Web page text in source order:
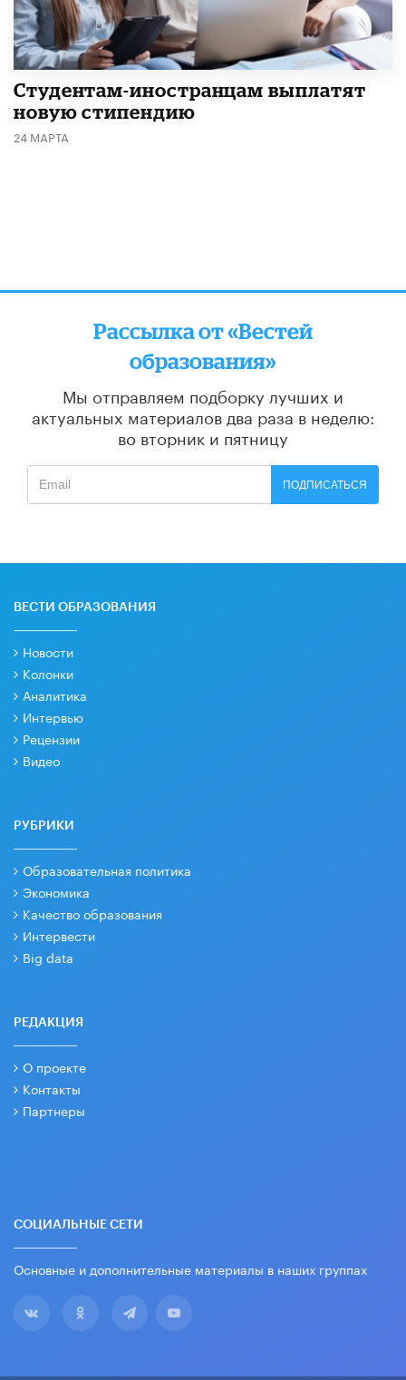
Студентам-иностранцам выплатят
новую стипендию
24 МАРТА
Рассылка от «Вестей
образования»
Мы отправляем подборку лучших и
актуальных материалов два раза в неделю:
во вторник и пятницу
ПОДПИСАТЬСЯ
ВЕСТИ ОБРАЗОВАНИЯ
Новости
Колонки
Аналитика
Интервью
Рецензии
Видео
РУБРИКИ
Образовательная политика
Экономика
Качество образования
Интервести
Big data
РЕДАКЦИЯ
О проекте
Контакты
Партнеры
СОЦИАЛЬНЫЕ СЕТИ
Основные и дополнительные материалы в наших группах